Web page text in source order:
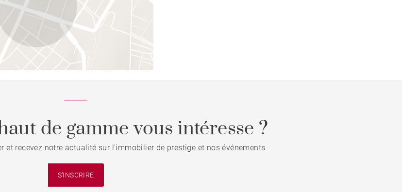
de gamme vous intéresse ?
et recevez notre actualité sur l'immobilier de prestige et nos événements
S'INSCRIRE